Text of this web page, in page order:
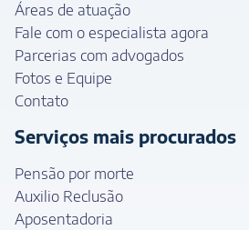
Áreas de atuação
Fale com o especialista agora
Parcerias com advogados
Fotos e Equipe
Contato
Serviços mais procurados
Pensão por morte
Auxilio Reclusão
Aposentadoria